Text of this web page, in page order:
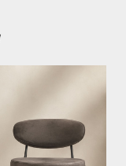
€39,95 €